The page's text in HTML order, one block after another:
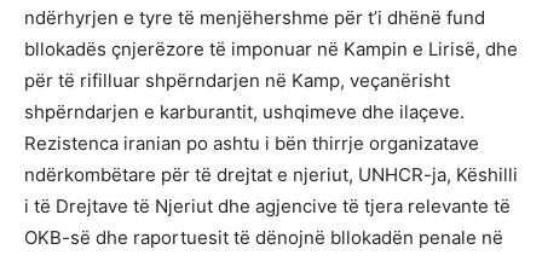
ndërhyrjen e tyre të menjëhershme për t’i dhënë fund
bllokadës çnjerëzore të imponuar në Kampin e Lirisë, dhe
për të rifilluar shpërndarjen në Kamp, veçanërisht
shpërndarjen e karburantit, ushqimeve dhe ilaçeve.
Rezistenca iranian po ashtu i bën thirrje organizatave
ndërkombëtare për të drejtat e njeriut, UNHCR-ja, Këshilli
i të Drejtave të Njeriut dhe agjencive të tjera relevante të
OKB-së dhe raportuesit të dënojnë bllokadën penale në